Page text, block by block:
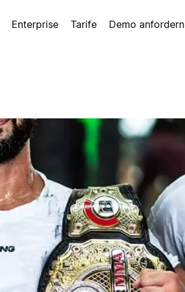
Enterprise Tarife Demo anfordern